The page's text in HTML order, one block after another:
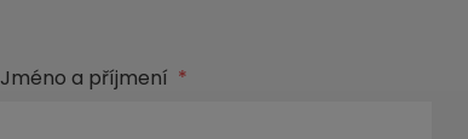
Jméno a příjmení *